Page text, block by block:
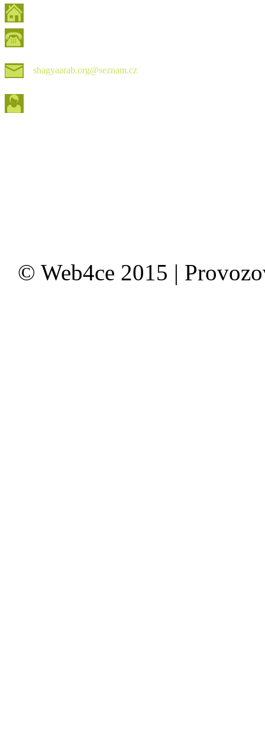
shagyaarab.org@seznam.cz
© Web4ce 2015 |